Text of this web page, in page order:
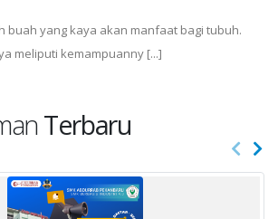
buah yang kaya akan manfaat bagi tubuh.
meliputi kemampuanny [...]
Terbaru